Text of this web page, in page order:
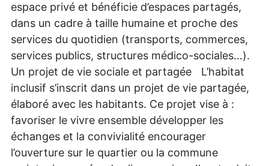
espace privé et bénéficie d’espaces partagés,
dans un cadre à taille humaine et proche des
services du quotidien (transports, commerces,
services publics, structures médico-sociales…).
Un projet de vie sociale et partagée L’habitat
inclusif s’inscrit dans un projet de vie partagée,
élaboré avec les habitants. Ce projet vise à :
favoriser le vivre ensemble développer les
échanges et la convivialité encourager
l’ouverture sur le quartier ou la commune